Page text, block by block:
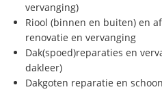
vervanging)
Riool (binnen en buiten) en
renovatie en vervanging
Dak(spoed)reparaties en
dakleer)
Dakgoten reparatie en